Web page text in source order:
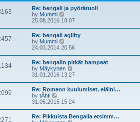
e
s
t
p
o
s
t
e
l
a
t
e
s
t
p
o
s
t
Re: bengali ja pyörätuoli
by Mummi
i
t
h
e
l
a
t
e
s
t
p
o
s
t
25.08.2016 18:07
Re: bengali agility
by Mummi
i
t
h
e
l
a
e
s
t
p
24.03.2014 20:56
Re: bengalin pitkät hampaat
by Mäykynen
i
t
h
e
l
a
31.01.2016 13:27
Re: Romeon kuulumiset, eläinl…
by tÄhti
i
w
t
31.05.2015 15:24
Re: Pikkuista Bengalia etsimm…